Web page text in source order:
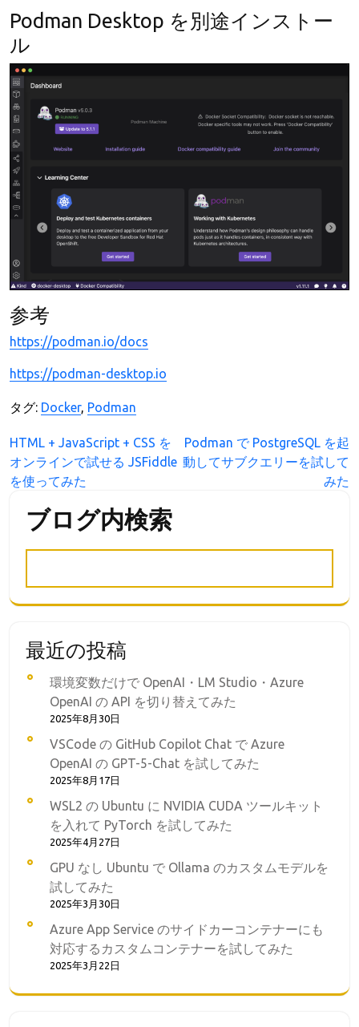
Podman Desktop を別途インストー
ル
参考
https://podman.io/docs
https://podman-desktop.io
タグ: Docker, Podman
投
稿
ナ
ビ
シ
ョ
ン
HTML + JavaScript + CSS を
オンラインで試せる JSFiddle
を使ってみた
Podman で PostgreSQL を起
動してサブクエリーを試して
みた
ブログ内検索
最近の投稿
環境変数だけで OpenAI・LM Studio・Azure
OpenAI の API を切り替えてみた
2025年8月30日
VSCode の GitHub Copilot Chat で Azure
OpenAI の GPT-5-Chat を試してみた
2025年8月17日
WSL2 の Ubuntu に NVIDIA CUDA ツールキット
を入れて PyTorch を試してみた
2025年4月27日
GPU なし Ubuntu で Ollama のカスタムモデルを
試してみた
2025年3月30日
Azure App Service のサイドカーコンテナーにも
対応するカスタムコンテナーを試してみた
2025年3月22日